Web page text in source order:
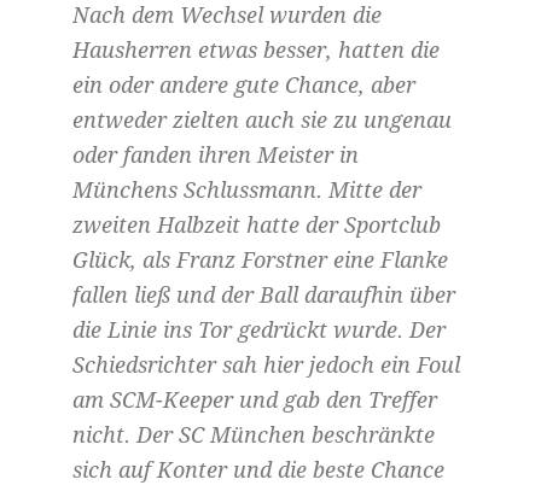
Nach dem Wechsel wurden die
Hausherren etwas besser, hatten die
ein oder andere gute Chance, aber
entweder zielten auch sie zu ungenau
oder fanden ihren Meister in
Münchens Schlussmann. Mitte der
zweiten Halbzeit hatte der Sportclub
Glück, als Franz Forstner eine Flanke
fallen ließ und der Ball daraufhin über
die Linie ins Tor gedrückt wurde. Der
Schiedsrichter sah hier jedoch ein Foul
am SCM-Keeper und gab den Treffer
nicht. Der SC München beschränkte
sich auf Konter und die beste Chance